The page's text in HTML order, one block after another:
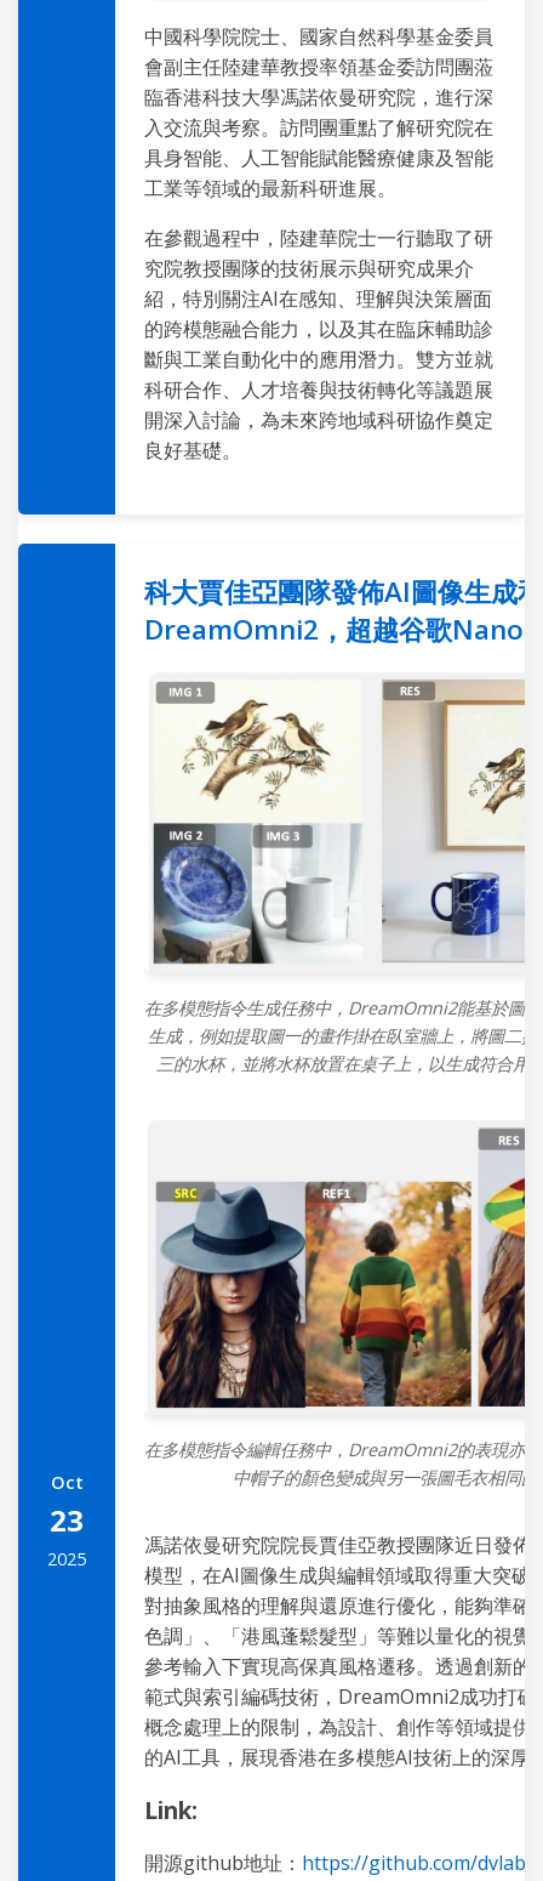
中國科學院院士、國家自然科學基金委員
會副主任陸建華教授率領基金委訪問團蒞
臨香港科技大學馮諾依曼研究院，進行深
入交流與考察。訪問團重點了解研究院在
具身智能、人工智能賦能醫療健康及智能
工業等領域的最新科研進展。
在參觀過程中，陸建華院士一行聽取了研
究院教授團隊的技術展示與研究成果介
紹，特別關注AI在感知、理解與決策層面
的跨模態融合能力，以及其在臨床輔助診
斷與工業自動化中的應用潛力。雙方並就
科研合作、人才培養與技術轉化等議題展
開深入討論，為未來跨地域科研協作奠定
良好基礎。
Oct
23
2025
科大賈佳亞團隊發佈AI圖像生成
DreamOmni2，超越谷歌Nano
在多模態指令生成任務中，DreamOmni2能基於圖
生成，例如提取圖一的畫作掛在臥室牆上，將圖二
三的水杯，並將水杯放置在桌子上，以生成符合用
在多模態指令編輯任務中，DreamOmni2的表現亦
中帽子的顏色變成與另一張圖毛衣相同的
馮諾依曼研究院院長賈佳亞教授團隊近日發
模型，在AI圖像生成與編輯領域取得重大突破
對抽象風格的理解與還原進行優化，能夠準確
色調」、「港風蓬鬆髮型」等難以量化的視覺
參考輸入下實現高保真風格遷移。透過創新的
範式與索引編碼技術，DreamOmni2成功打破
概念處理上的限制，為設計、創作等領域提供
的AI工具，展現香港在多模態AI技術上的深厚
Link:
開源github地址： https://github.com/dvlab-